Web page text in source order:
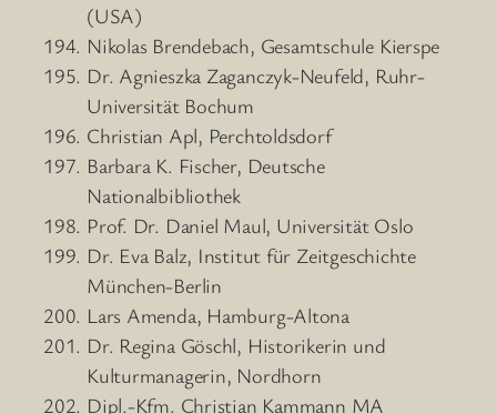
(USA)
Nikolas Brendebach, Gesamtschule Kierspe
Dr. Agnieszka Zaganczyk-Neufeld, Ruhr-
Universität Bochum
Christian Apl, Perchtoldsdorf
Barbara K. Fischer, Deutsche
Nationalbibliothek
Prof. Dr. Daniel Maul, Universität Oslo
Dr. Eva Balz, Institut für Zeitgeschichte
München-Berlin
Lars Amenda, Hamburg-Altona
Dr. Regina Göschl, Historikerin und
Kulturmanagerin, Nordhorn
Dipl.-Kfm. Christian Kammann MA